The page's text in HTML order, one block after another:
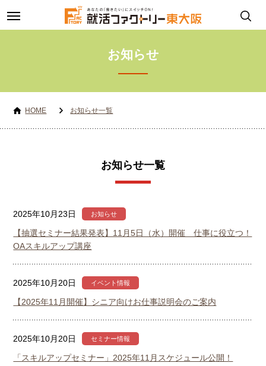
toggle
navigation
お知らせ
HOME お知らせ一覧
お知らせ一覧
2025年10月23日 お知らせ
【抽選セミナー結果発表】11月5日（水）開催 仕事に役立つ！
OAスキルアップ講座
2025年10月20日 イベント情報
【2025年11月開催】シニア向けお仕事説明会のご案内
2025年10月20日 セミナー情報
「スキルアップセミナー」2025年11月スケジュール公開！